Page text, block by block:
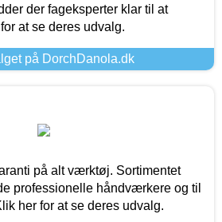
der fageksperter klar til at
at se deres udvalg.
på DorchDanola.dk
på alt værktøj. Sortimentet
professionelle håndværkere og til
her for at se deres udvalg.